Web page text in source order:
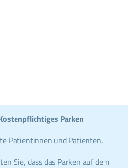
Parken
Patientinnen und Patienten,
Sie, dass das Parken auf dem